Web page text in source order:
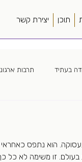
תוכן יצירת קשר
בעתיד תרבות
קורות חיים
הוא נתפס כאחראי
בעולם. זו משימה לא